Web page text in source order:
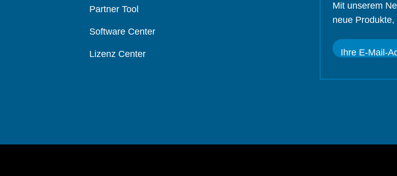
Partner Tool
Software Center
Lizenz Center
Mit unserem
neue
Ihre E-Mail-